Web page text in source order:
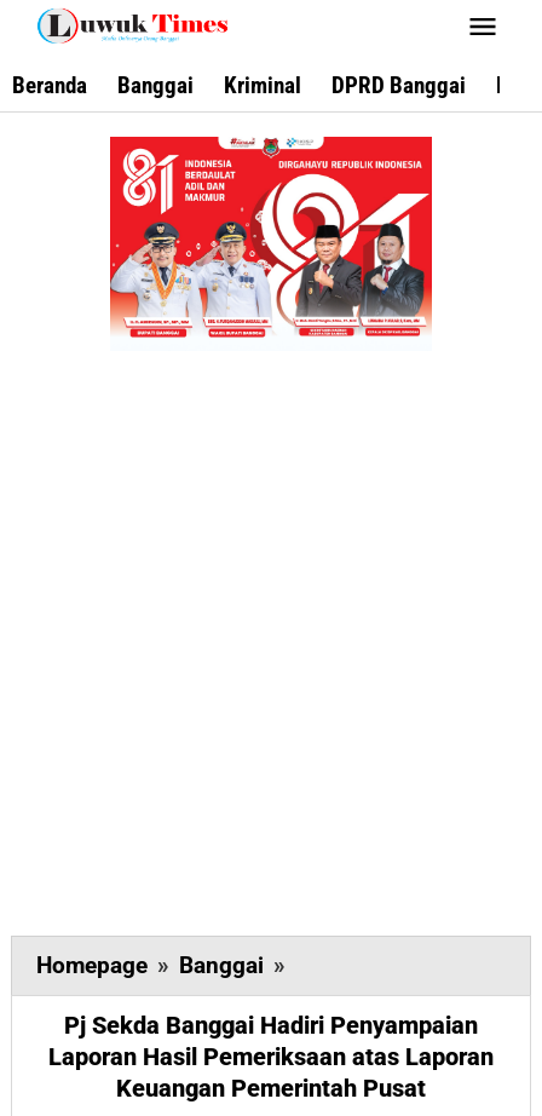
Lewati
konten
Beranda Banggai Kriminal DPRD Banggai
Homepage » Banggai »
Sekda
Banggai
Hadiri
Penyampaian
Pj Sekda Banggai Hadiri Penyampaian
Laporan Hasil Pemeriksaan atas Laporan
Keuangan Pemerintah Pusat